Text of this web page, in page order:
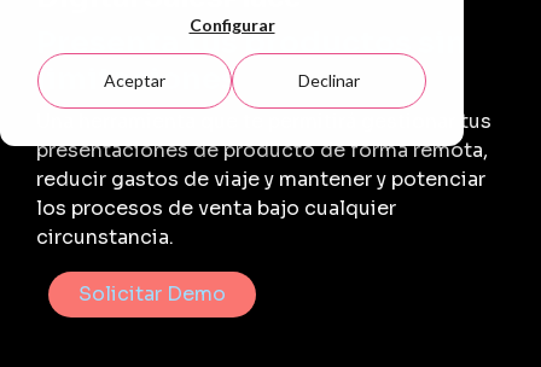
Configurar
Aceptar Declinar
Presenta tus productos sin
limitaciones
Una herramienta que te permitirá gestionar tus
presentaciones de producto de forma remota,
reducir gastos de viaje y mantener y potenciar
los procesos de venta bajo cualquier
circunstancia.
Solicitar Demo